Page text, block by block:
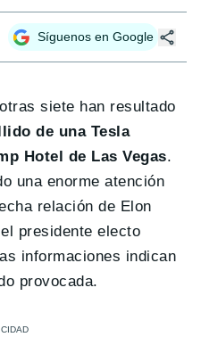
Síguenos en Google
siete han resultado
de una Tesla
Hotel de Las Vegas.
una enorme atención
relación de Elon
presidente electo
informaciones indican
provocada.